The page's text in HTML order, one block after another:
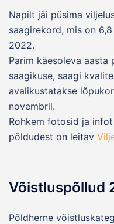
Napilt jäi püsima
saagirekord, mis on
2022.
Parim käesoleva aasta
saagikuse, saagi
avalikustatakse
novembril.
Rohkem fotosid ja
põldudest on leitav
Võistluspõllud
Põldherne